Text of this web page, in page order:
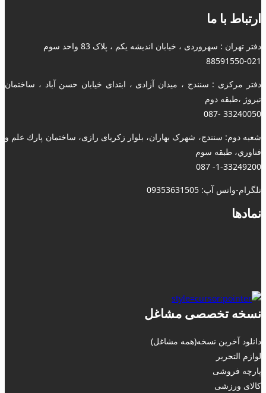
ارتباط با ما
دفتر تهران : سهروردی ، خیابان اندیشه یکم ، پلاک 83 واحد سوم
88591550-021
دفتر مرکزی : سنندج ، میدان آزادی ، ابتدای خیابان حسن آباد ، ساختمان
تیروژ ،طبقه دوم
33240050 -087
شعبه دوم: سنندج، شهرک بهاران، بلوار زکریای رازی، ساختمان پارك علم و
فناوري، طبقه سوم
1-33249200- 087
تلگرام-واتس آپ: 09353631505
نمادها
نسخه تخصصی مشاغل
دانلود آخرین نسخه(همه مشاغل)
لوازم التحریر
پارچه فروشی
کالای ورزشی